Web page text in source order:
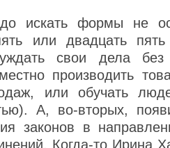
искать формы не
или двадцать пять
свои дела без
производить
или обучать
А, во-вторых,
законов в
Когда-то Ирина